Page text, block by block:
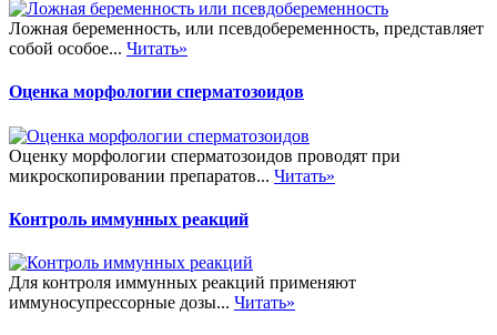
Ложная беременность, или псевдобеременность, представляет
собой особое... Читать»
Оценка морфологии сперматозоидов
Оценку морфологии сперматозоидов проводят при
микроскопировании препаратов... Читать»
Контроль иммунных реакций
Для контроля иммунных реакций применяют
иммуносупрессорные дозы... Читать»